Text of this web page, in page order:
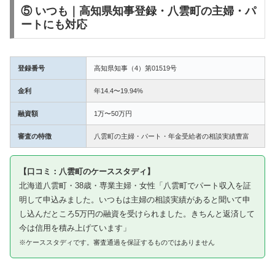
⑤ いつも｜高知県知事登録・八雲町の主婦・パ
ートにも対応
登録番号 高知県知事（4）第01519号
金利 年14.4〜19.94%
融資額 1万〜50万円
審査の特徴 八雲町の主婦・パート・年金受給者の相談実績豊富
【口コミ：八雲町のケーススタディ】
北海道八雲町・38歳・専業主婦・女性「八雲町でパート収入を証
明して申込みました。いつもは主婦の相談実績があると聞いて申
し込んだところ5万円の融資を受けられました。きちんと返済して
今は信用を積み上げています」
※ケーススタディです。審査通過を保証するものではありません